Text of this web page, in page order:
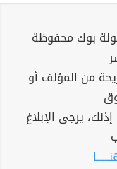
بوك محفوظة
من المؤلف أو
يرجى الإبلاغ